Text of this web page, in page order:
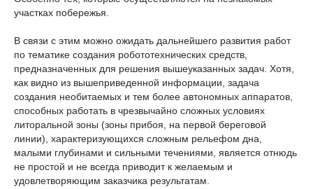
участках побережья.
В связи с этим можно ожидать дальнейшего развития работ
по тематике создания робототехнических средств,
предназначенных для решения вышеуказанных задач. Хотя,
как видно из вышеприведенной информации, задача
создания необитаемых и тем более автономных аппаратов,
способных работать в чрезвычайно сложных условиях
литоральной зоны (зоны прибоя, на первой береговой
линии), характеризующихся сложным рельефом дна,
малыми глубинами и сильными течениями, является отнюдь
не простой и не всегда приводит к желаемым и
удовлетворяющим заказчика результатам.